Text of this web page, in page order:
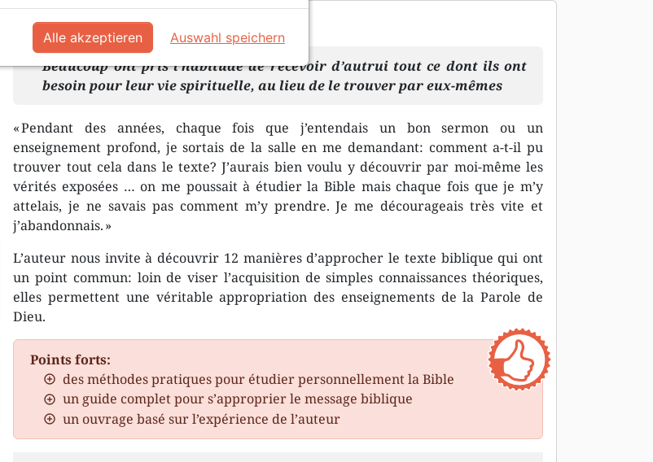
eBook en format ePub ou Kindle (.mobi).
Beaucoup ont pris l’habitude de recevoir d’autrui tout ce dont ils ont
besoin pour leur vie spirituelle, au lieu de le trouver par eux-mêmes
« Pendant des années, chaque fois que j’entendais un bon sermon ou un
enseignement profond, je sortais de la salle en me demandant: comment a-t-il pu
trouver tout cela dans le texte? J’aurais bien voulu y découvrir par moi-même les
vérités exposées … on me poussait à étudier la Bible mais chaque fois que je m’y
attelais, je ne savais pas comment m’y prendre. Je me décourageais très vite et
j’abandonnais. »
L’auteur nous invite à découvrir 12 manières d’approcher le texte biblique qui ont
un point commun: loin de viser l’acquisition de simples connaissances théoriques,
elles permettent une véritable appropriation des enseignements de la Parole de
Dieu.
Points forts:
des méthodes pratiques pour étudier personnellement la Bible
un guide complet pour s’approprier le message biblique
un ouvrage basé sur l’expérience de l’auteur
Alle akzeptieren Auswahl speichern